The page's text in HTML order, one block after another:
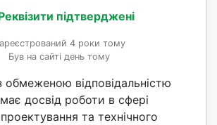
підтверджені
4 роки тому
Був на сайті день тому
обмеженою відповідальністю
досвід роботи в сфері
та технічного